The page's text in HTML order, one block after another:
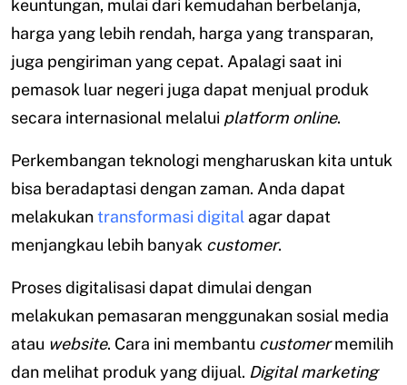
keuntungan, mulai dari kemudahan berbelanja,
harga yang lebih rendah, harga yang transparan,
juga pengiriman yang cepat. Apalagi saat ini
pemasok luar negeri juga dapat menjual produk
secara internasional melalui platform online.
Perkembangan teknologi mengharuskan kita untuk
bisa beradaptasi dengan zaman. Anda dapat
melakukantransformasi digital agar dapat
menjangkau lebih banyak customer.
Proses digitalisasi dapat dimulai dengan
melakukan pemasaran menggunakan sosial media
atau website. Cara ini membantu customermemilih
dan melihat produk yang dijual. Digital marketing